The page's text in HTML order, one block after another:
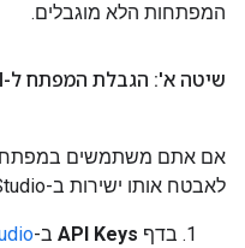
המפתחות הלא מוגבלים.
שיטה א': הגבלת המפתח ל-Gemini API בלבד (AI Studio)
לאבטח אותו ישירות ב-AI Studio:
בדף API Keys ב-